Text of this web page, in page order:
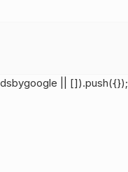
|| []).push({});